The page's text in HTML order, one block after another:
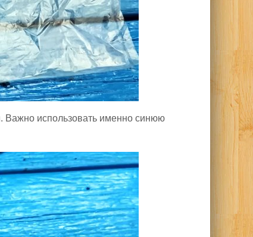
Важно использовать именно синюю